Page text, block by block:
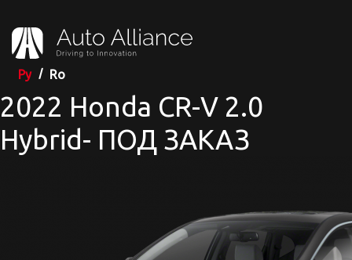
Ру Ro
2022 Honda CR-V 2.0
Hybrid- ПОД ЗАКАЗ